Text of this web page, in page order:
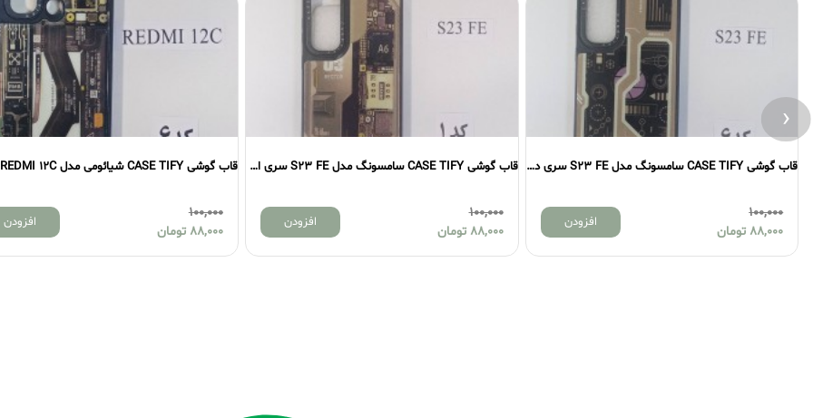
قاب گوشی CASE TIFY سامسونگ مدل S23 FE سری دوم قاب گوشی CASE TIFY سامسونگ مدل S23 FE سری اول
100,000
88,000 تومان
افزودن
قاب گوشی CASE TIFY شیائومی مدل REDMI 12C سری دوم
100,000
88,000 تومان
افزودن
100,000
88,000 تومان
‹